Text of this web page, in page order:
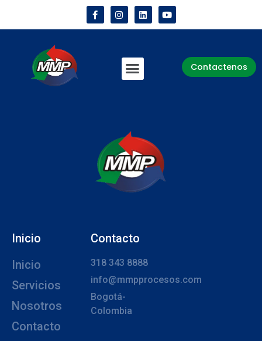
Contactenos
Inicio
Inicio
Servicios
Nosotros
Contacto
Contacto
318 343 8888
info@mmpprocesos.com
Bogotá-
Colombia